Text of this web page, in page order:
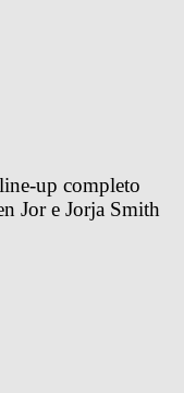
up completo
Jor e Jorja Smith